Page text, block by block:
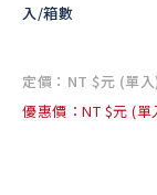
入/箱數
定價：NT $元 (單
優惠價：NT $元 (單